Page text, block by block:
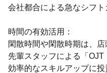
会社都合による急なシフト
時間の有効活用：
閑散時間や閑散時期は、店
先輩スタッフによる「OJT
効率的なスキルアップに投